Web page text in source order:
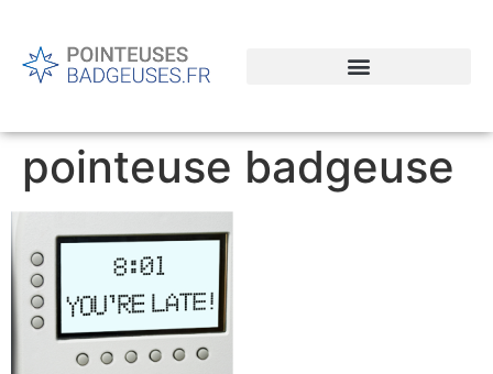
pointeuse badgeuse